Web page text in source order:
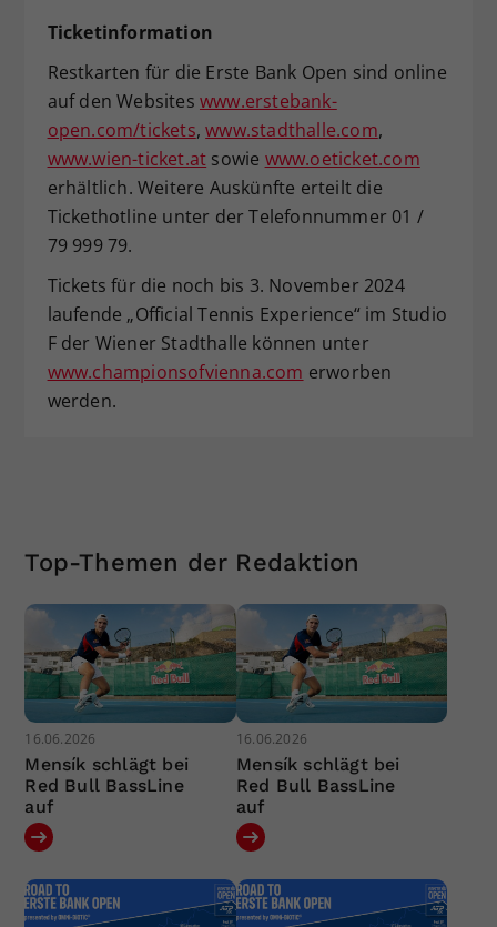
Ticketinformation
Restkarten für die Erste Bank Open sind online
auf den Websites www.erstebank-
open.com/tickets,www.stadthalle.com,
www.wien-ticket.at sowie www.oeticket.com
erhältlich. Weitere Auskünfte erteilt die
Tickethotline unter der Telefonnummer 01 /
79 999 79.
Tickets für die noch bis 3. November 2024
laufende „Official Tennis Experience“ im Studio
F der Wiener Stadthalle können unter
www.championsofvienna.com erworben
werden.
Top-Themen der Redaktion
16.06.2026
Mensík schlägt bei
Red Bull BassLine
auf
16.06.2026
Mensík schlägt bei
Red Bull BassLine
auf